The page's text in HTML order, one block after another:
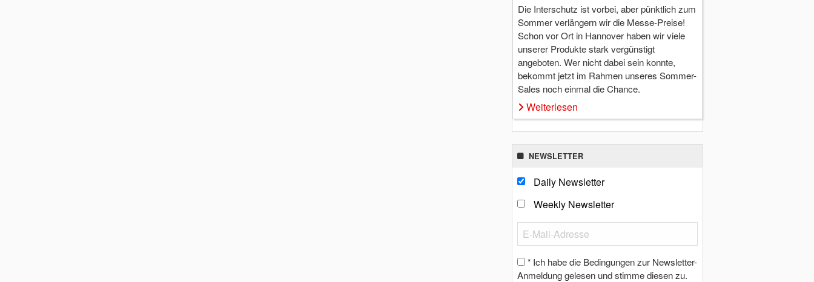
Die Interschutz ist vorbei, aber pünktlich zum
Sommer verlängern wir die Messe-Preise!
Schon vor Ort in Hannover haben wir viele
unserer Produkte stark vergünstigt
angeboten. Wer nicht dabei sein konnte,
bekommt jetzt im Rahmen unseres Sommer-
Sales noch einmal die Chance.
Weiterlesen
NEWSLETTER
Daily Newsletter
Weekly Newsletter
* Ich habe die Bedingungen zur Newsletter-
Anmeldung gelesen und stimme diesen zu.